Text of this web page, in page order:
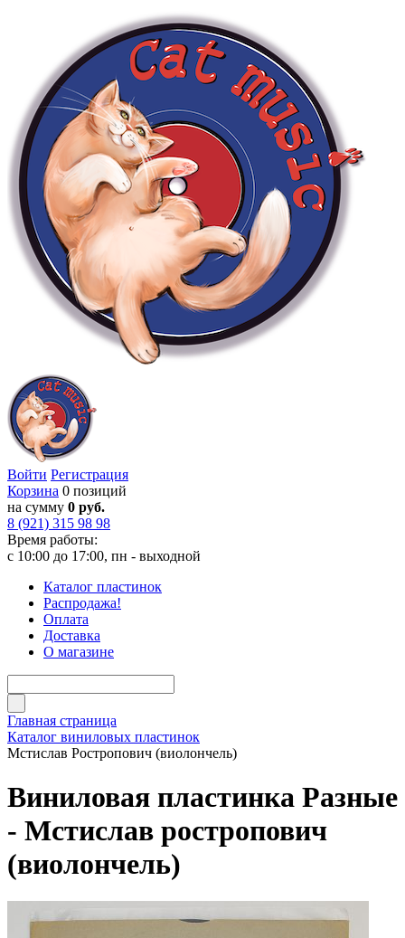
Войти Регистрация
Корзина 0 позиций
на сумму 0 руб.
8 (921) 315 98 98
Время работы:
с 10:00 до 17:00, пн - выходной
Каталог пластинок
Распродажа!
Оплата
Доставка
О магазине
Главная страница
Каталог виниловых пластинок
Мстислав Ростропович (виолончель)
Виниловая пластинка Разные
- Мстислав ростропович
(виолончель)